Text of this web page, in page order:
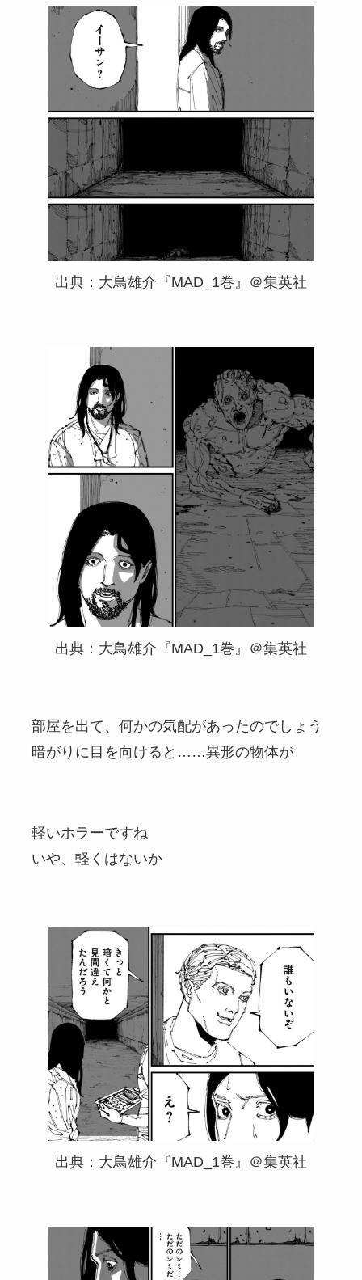
出典：大鳥雄介『MAD_1巻』＠集英社
出典：大鳥雄介『MAD_1巻』＠集英社
部屋を出て、何かの気配があったのでしょう
暗がりに目を向けると……異形の物体が
軽いホラーですね
いや、軽くはないか
出典：大鳥雄介『MAD_1巻』＠集英社